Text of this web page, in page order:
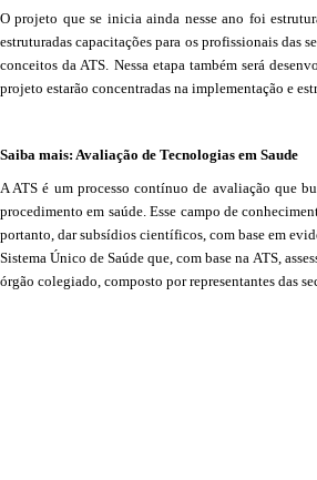
O projeto que se inicia ainda nesse ano foi
estruturadas capacitações para os profissionais das
conceitos da ATS. Nessa etapa também será
projeto estarão concentradas na implementação e
Saiba mais: Avaliação de Tecnologias em Saude
A ATS é um processo contínuo de avaliação que
procedimento em saúde. Esse campo de
portanto, dar subsídios científicos, com base em
Sistema Único de Saúde que, com base na ATS,
órgão colegiado, composto por representantes das